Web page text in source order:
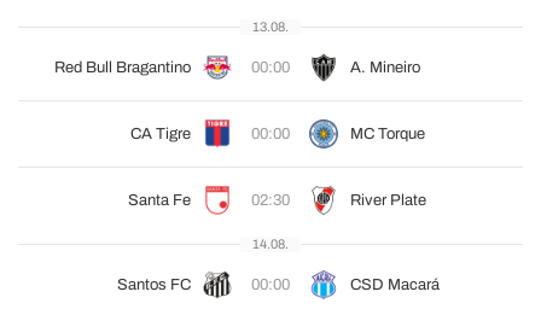
13.08.
Red Bull Bragantino 00:00 A. Mineiro
CA Tigre 00:00 MC Torque
Santa Fe 02:30 River Plate
14.08.
Santos FC 00:00 CSD Macará